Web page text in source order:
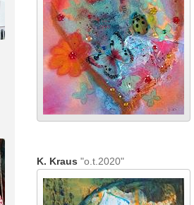
K. Kraus "o.t.2020"